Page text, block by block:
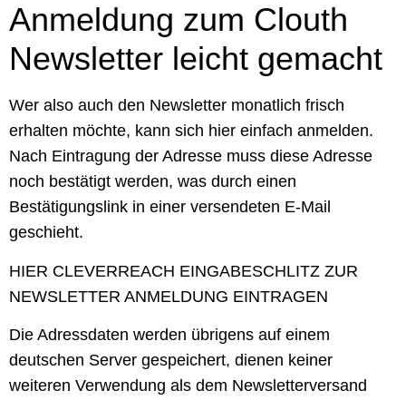
Anmeldung zum Clouth
Newsletter leicht gemacht
Wer also auch den Newsletter monatlich frisch
erhalten möchte, kann sich hier einfach anmelden.
Nach Eintragung der Adresse muss diese Adresse
noch bestätigt werden, was durch einen
Bestätigungslink in einer versendeten E-Mail
geschieht.
HIER CLEVERREACH EINGABESCHLITZ ZUR
NEWSLETTER ANMELDUNG EINTRAGEN
Die Adressdaten werden übrigens auf einem
deutschen Server gespeichert, dienen keiner
weiteren Verwendung als dem Newsletterversand